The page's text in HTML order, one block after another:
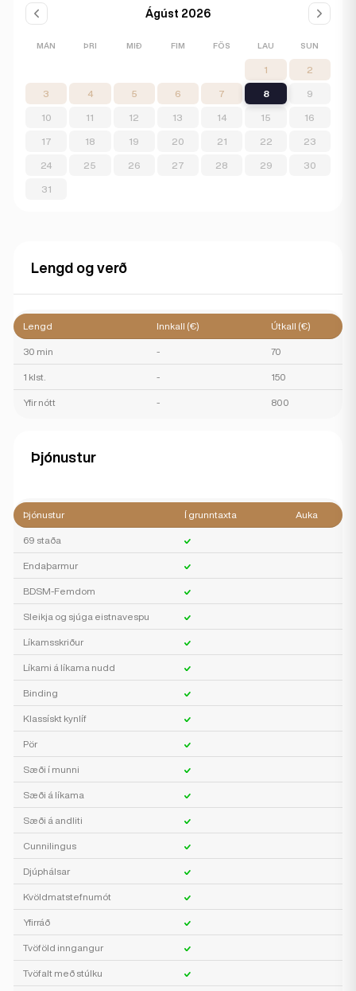
Ágúst 2026
MÁN ÞRI MIÐ FIM FÖS LAU SUN
1 2
3 4 5 6 7 8 9
10 11 12 13 14 15 16
17 18 19 20 21 22 23
24 25 26 27 28 29 30
31
Lengd og verð
Lengd Innkall (€) Útkall (€)
30 min - 70
1 klst. - 150
Yfir nótt - 800
Þjónustur
Þjónustur Í grunntaxta Auka
69 staða
Endaþarmur
BDSM-Femdom
Sleikja og sjúga eistnavespu
Líkamsskriður
Líkami á líkama nudd
Binding
Klassískt kynlíf
Pör
Sæði í munni
Sæði á líkama
Sæði á andliti
Cunnilingus
Djúphálsar
Kvöldmatstefnumót
Yfirráð
Tvöföld inngangur
Tvöfalt með stúlku